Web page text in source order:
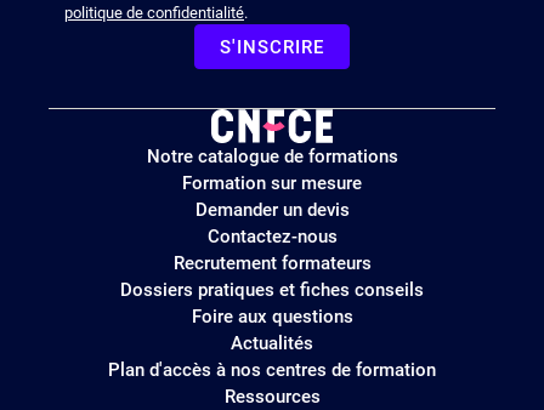
politique de confidentialité.
S'INSCRIRE
Logo
site
Notre catalogue de formations
Formation sur mesure
Demander un devis
Contactez-nous
Recrutement formateurs
Dossiers pratiques et fiches conseils
Foire aux questions
Actualités
Plan d'accès à nos centres de formation
Ressources